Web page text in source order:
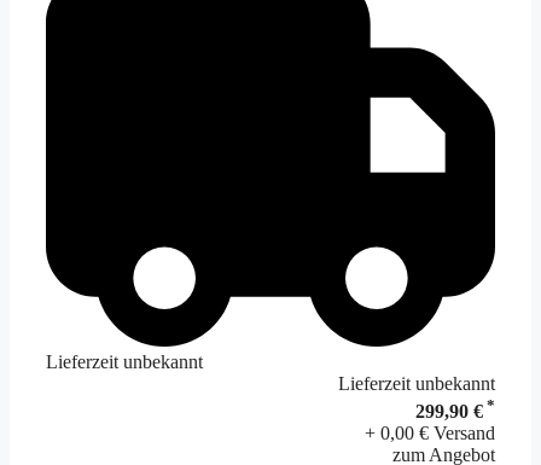
Lieferzeit unbekannt
Lieferzeit unbekannt
299,90 € *
+ 0,00 € Versand
zum Angebot